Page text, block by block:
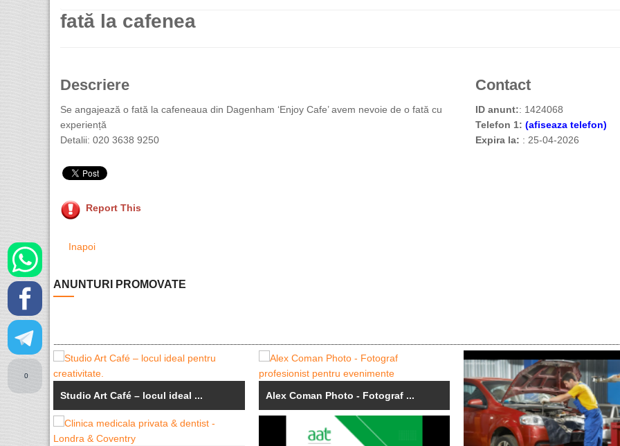
fată la cafenea
Descriere
Se angajează o fată la cafeneaua din Dagenham ‘Enjoy Cafe’ avem nevoie de o fată cu
experiență
Detalii: 020 3638 9250
Contact
ID anunt:: 1424068
Telefon 1: (afiseaza telefon)
Expira la: : 25-04-2026
Report This
0
Inapoi
ANUNTURI PROMOVATE
Studio Art Café – locul ideal ... Alex Coman Photo - Fotograf ...